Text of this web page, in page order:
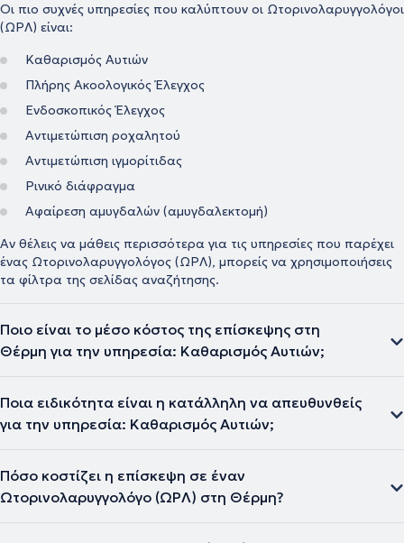
Οι πιο συχνές υπηρεσίες που καλύπτουν οι Ωτορινολαρυγγολόγοι
(ΩΡΛ) είναι:
Καθαρισμός Αυτιών
Πλήρης Ακοολογικός Έλεγχος
Ενδοσκοπικός Έλεγχος
Αντιμετώπιση ροχαλητού
Αντιμετώπιση ιγμορίτιδας
Ρινικό διάφραγμα
Αφαίρεση αμυγδαλών (αμυγδαλεκτομή)
Αν θέλεις να μάθεις περισσότερα για τις υπηρεσίες που παρέχει
ένας Ωτορινολαρυγγολόγος (ΩΡΛ), μπορείς να χρησιμοποιήσεις
τα φίλτρα της σελίδας αναζήτησης.
Ποιο είναι το μέσο κόστος της επίσκεψης στη
Θέρμη για την υπηρεσία: Καθαρισμός Αυτιών;
Ποια ειδικότητα είναι η κατάλληλη να απευθυνθείς
για την υπηρεσία: Καθαρισμός Αυτιών;
Πόσο κοστίζει η επίσκεψη σε έναν
Ωτορινολαρυγγολόγο (ΩΡΛ) στη Θέρμη?